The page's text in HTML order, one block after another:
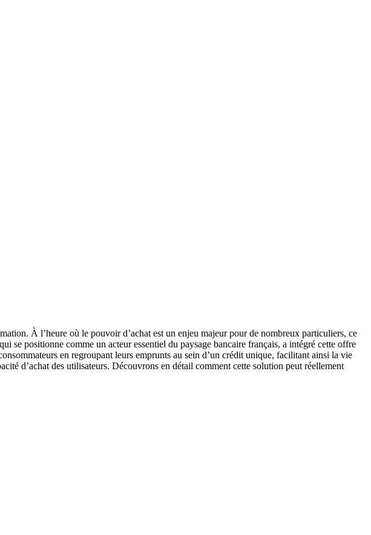
À l’heure où le pouvoir d’achat est un enjeu majeur pour de nombreux particuliers, ce
se positionne comme un acteur essentiel du paysage bancaire français, a intégré cette offre
en regroupant leurs emprunts au sein d’un crédit unique, facilitant ainsi la vie
d’achat des utilisateurs. Découvrons en détail comment cette solution peut réellement